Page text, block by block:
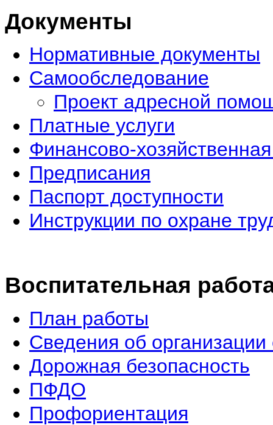
Документы
Нормативные документы
Самообследование
Проект адресной
Платные услуги
Финансово-
Предписания
Паспорт доступности
Инструкции по охране
Воспитательная
План работы
Сведения об
Дорожная безопасность
ПФДО
Профориентация